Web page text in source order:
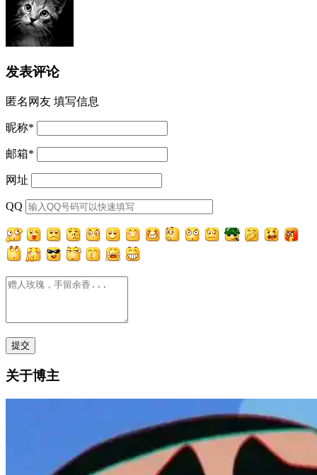
发表评论
匿名网友 填写信息
昵称*
邮箱*
网址
QQ
关于博主